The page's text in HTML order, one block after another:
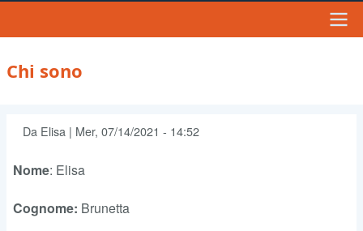
Navigazione
Chi sono
Da Elisa | Mer, 07/14/2021 - 14:52
Nome: Elisa
Cognome: Brunetta